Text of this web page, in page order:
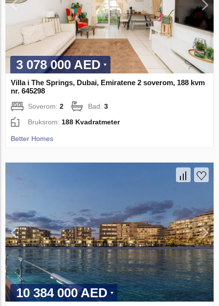
3 078 000 AED
Villa i The Springs, Dubai, Emiratene 2 soverom, 188 kvm
nr. 645298
Soverom:2 Bad:3
Bruksrom:188 Kvadratmeter
Better Homes
10 384 000 AED